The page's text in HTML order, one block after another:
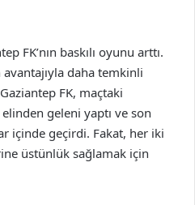
FK’nın baskılı oyunu arttı.
daha temkinli
FK, maçtaki
geleni yaptı ve son
içinde geçirdi. Fakat, her iki
üstünlük sağlamak için